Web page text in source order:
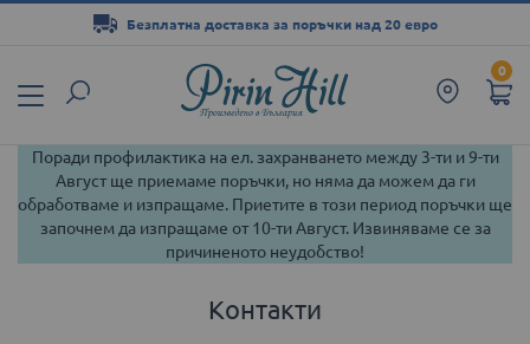
0
Безплатна доставка за поръчки над 20 евро
съдържанието
Поради профилактика на ел. захранването между 3-ти и 9-ти
Август ще приемаме поръчки, но няма да можем да ги
обработваме и изпращаме. Приетите в този период поръчки ще
започнем да изпращаме от 10-ти Август. Извиняваме се за
причиненото неудобство!
Контакти